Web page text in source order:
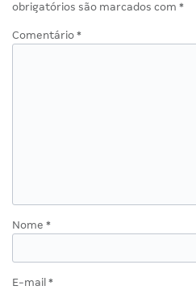
obrigatórios são marcados com *
Comentário *
Nome *
E-mail *